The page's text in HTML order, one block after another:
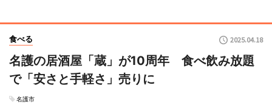
食べる 2025.04.18
名護の居酒屋「蔵」が10周年 食べ飲み放題
で「安さと手軽さ」売りに
名護市